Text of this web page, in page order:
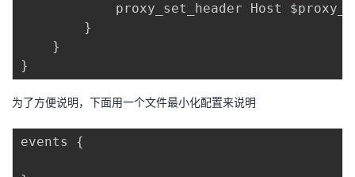
proxy_set_header Host
}
}
}
为了方便说明，下面用一个文件最小化配置来说明
events {